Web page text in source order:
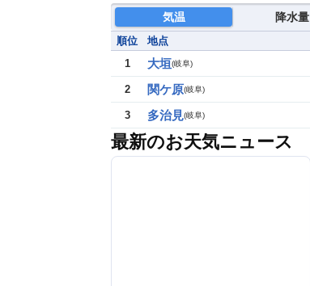
気温 降水量
順位 地点
1
大垣(岐阜)
2 関ケ原(岐阜)
3 多治見(岐阜)
最新のお天気ニュース